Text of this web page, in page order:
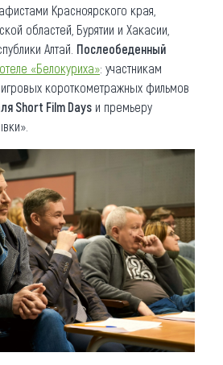
Красноярского края,
областей, Бурятии и Хакасии,
Алтай. Послеобеденный
отеле «Белокуриха»: участникам
игровых короткометражных фильмов
Short Film Days и премьеру